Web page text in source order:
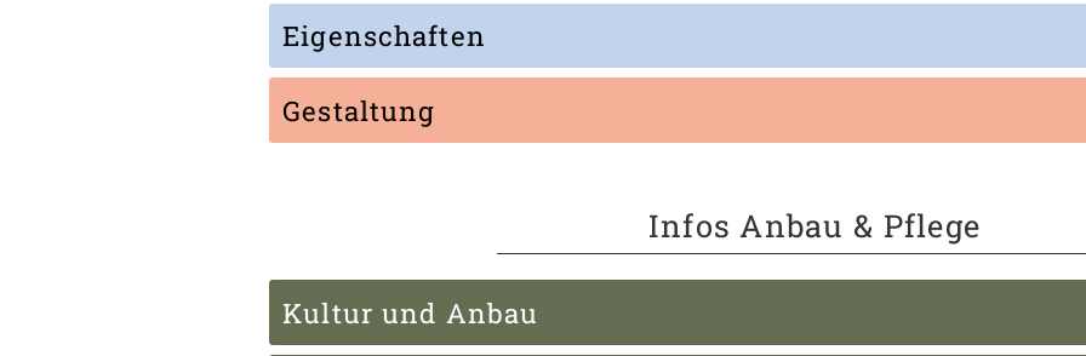
Eigenschaften
Gestaltung
Infos Anbau & Pflege
Kultur und Anbau